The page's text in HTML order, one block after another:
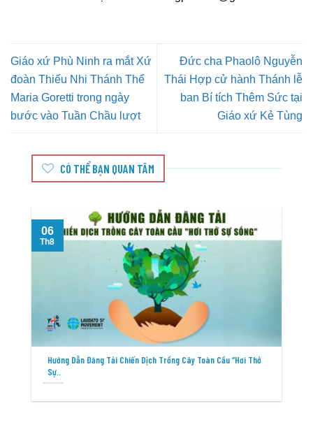
Giáo xứ Phù Ninh ra mắt Xứ
đoàn Thiếu Nhi Thánh Thể
Maria Goretti trong ngày
bước vào Tuần Chầu lượt
Đức cha Phaolô Nguyễn
Thái Hợp cử hành Thánh lễ
ban Bí tích Thêm Sức tại
Giáo xứ Kẻ Tùng
CÓ THỂ BẠN QUAN TÂM
Hướng Dẫn Đăng Tải Chiến Dịch Trồng Cây Toàn Cầu “Hơi Thở
Sự..
06
Th8